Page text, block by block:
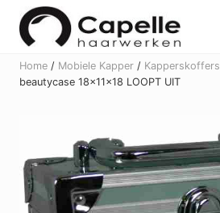
Menu
Skip
content
Skip
Home / Mobiele Kapper / Kapperskoffers
beautycase 18x11x18 LOOPT UIT